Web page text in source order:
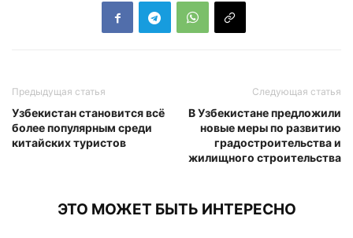
Предыдущая статья
Узбекистан становится всё
более популярным среди
китайских туристов
Следующая статья
В Узбекистане предложили
новые меры по развитию
градостроительства и
жилищного строительства
ЭТО МОЖЕТ БЫТЬ ИНТЕРЕСНО